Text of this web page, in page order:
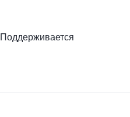
Поддерживается